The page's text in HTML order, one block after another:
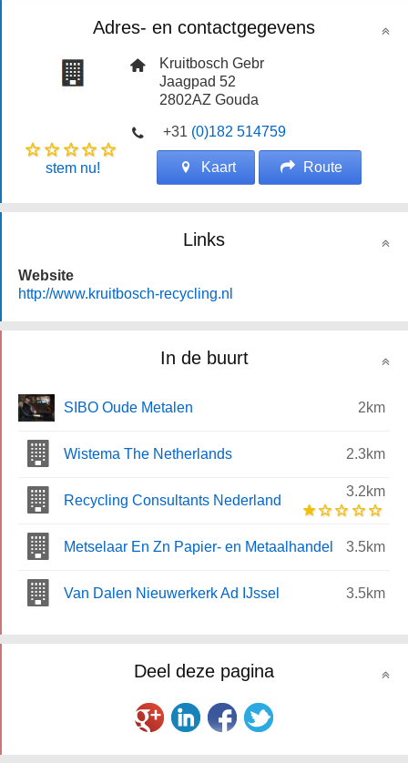
Adres- en contactgegevens
Kruitbosch Gebr
Jaagpad 52
2802AZGouda
+31 (0)182 514759
stem nu! Kaart Route
Links
Website
http://www.kruitbosch-recycling.nl
In de buurt
SIBO Oude Metalen 2km
Wistema The Netherlands 2.3km
Recycling Consultants Nederland
3.2km
Metselaar En Zn Papier- en Metaalhandel 3.5km
Van Dalen Nieuwerkerk Ad IJssel 3.5km
Deel deze pagina